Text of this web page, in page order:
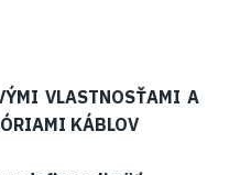
VLASTNOSŤAMI A
KÁBLOV